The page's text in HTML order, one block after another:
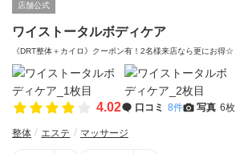
店舗公式
ワイストータルボディケア
《DRT整体＋カイロ》クーポン有！2名様来店なら更にお得☆
4.02 口コミ 8件 写真 6枚
整体 エステ マッサージ